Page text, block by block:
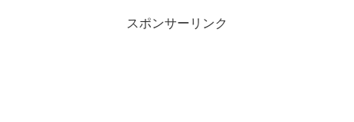
スポンサーリンク